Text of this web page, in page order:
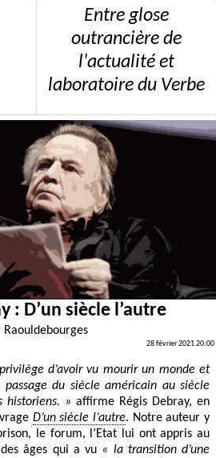
Entre glose
outrancière de
l'actualité et
laboratoire du Verbe
: D’un siècle l’autre
Raouldebourges
28 février 2021 20:00
d’avoir vu mourir un monde et
du siècle américain au siècle
historiens. » affirme Régis Debray, en
D’un siècle l’autre. Notre auteur y
le forum, l’Etat lui ont appris au
âges qui a vu « la transition d’une